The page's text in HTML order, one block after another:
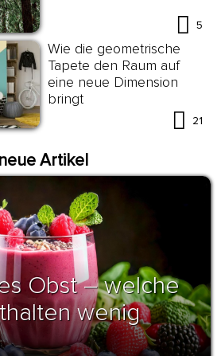
5
Wie die geometrische
Tapete den Raum auf
eine neue Dimension
bringt
21
neue Artikel
Obst – welche
wenig